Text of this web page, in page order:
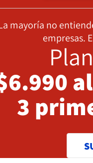
mayoría no
empresas.
3